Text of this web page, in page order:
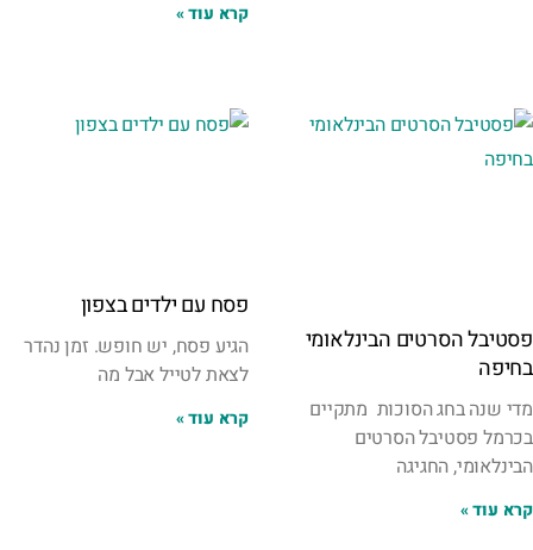
קרא עוד »
פסטיבל הסרטים הבינלאומי
בחיפה
מדי שנה בחג הסוכות מתקיים
בכרמל פסטיבל הסרטים
הבינלאומי, החגיגה
קרא עוד »
פסח עם ילדים בצפון
הגיע פסח, יש חופש. זמן נהדר
לצאת לטייל אבל מה
קרא עוד »